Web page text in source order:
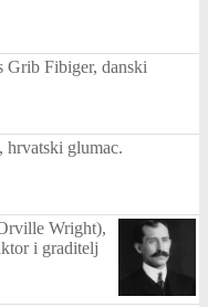
Grib Fibiger, danski
glumac.
Wright),
i graditelj